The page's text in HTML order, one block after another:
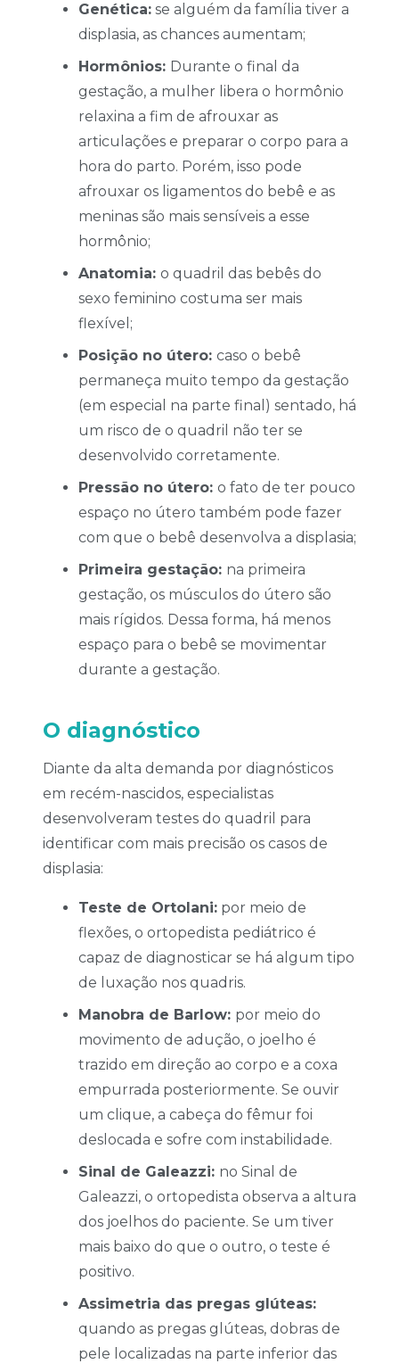
Genética: se alguém da família tiver a
displasia, as chances aumentam;
Hormônios: Durante o final da
gestação, a mulher libera o hormônio
relaxina a fim de afrouxar as
articulações e preparar o corpo para a
hora do parto. Porém, isso pode
afrouxar os ligamentos do bebê e as
meninas são mais sensíveis a esse
hormônio;
Anatomia: o quadril das bebês do
sexo feminino costuma ser mais
flexível;
Posição no útero: caso o bebê
permaneça muito tempo da gestação
(em especial na parte final) sentado, há
um risco de o quadril não ter se
desenvolvido corretamente.
Pressão no útero: o fato de ter pouco
espaço no útero também pode fazer
com que o bebê desenvolva a displasia;
Primeira gestação: na primeira
gestação, os músculos do útero são
mais rígidos. Dessa forma, há menos
espaço para o bebê se movimentar
durante a gestação.
O diagnóstico
Diante da alta demanda por diagnósticos
em recém-nascidos, especialistas
desenvolveram testes do quadril para
identificar com mais precisão os casos de
displasia:
Teste de Ortolani: por meio de
flexões, o ortopedista pediátrico é
capaz de diagnosticar se há algum tipo
de luxação nos quadris.
Manobra de Barlow: por meio do
movimento de adução, o joelho é
trazido em direção ao corpo e a coxa
empurrada posteriormente. Se ouvir
um clique, a cabeça do fêmur foi
deslocada e sofre com instabilidade.
Sinal de Galeazzi: no Sinal de
Galeazzi, o ortopedista observa a altura
dos joelhos do paciente. Se um tiver
mais baixo do que o outro, o teste é
positivo.
Assimetria das pregas glúteas:
quando as pregas glúteas, dobras de
pele localizadas na parte inferior das